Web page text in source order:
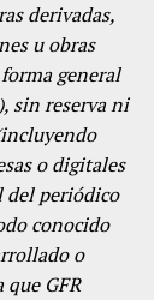
derivadas,
u obras
general
sin reserva ni
o digitales
del periódico
conocido
o
GFR